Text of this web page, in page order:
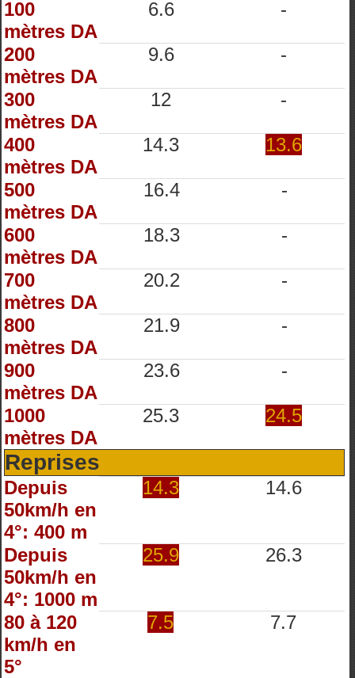
100
mètres DA
6.6 -
200
mètres DA
9.6 -
300
mètres DA
12 -
400
mètres DA
14.3 13.6
500
mètres DA
16.4 -
600
mètres DA
18.3 -
700
mètres DA
20.2 -
800
mètres DA
21.9 -
900
mètres DA
23.6 -
1000
mètres DA
25.3 24.5
Reprises
Depuis
50km/h en
4°: 400 m
14.3 14.6
Depuis
50km/h en
4°: 1000 m
25.9 26.3
80 à 120
km/h en
5°
7.5 7.7